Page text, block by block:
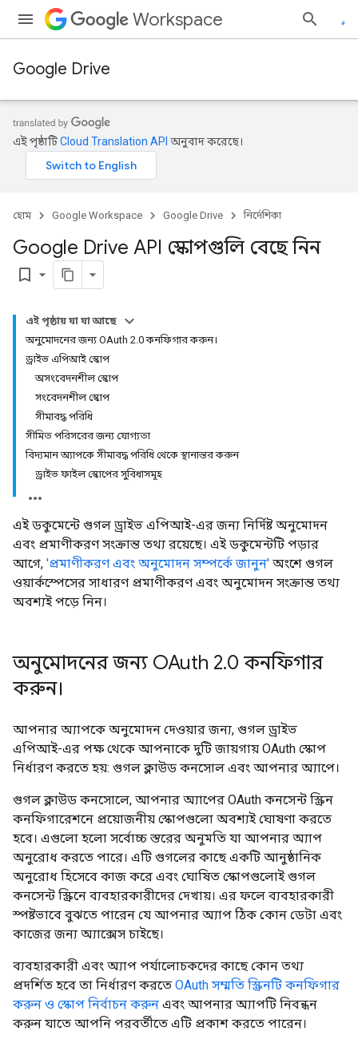
Workspace
Google Drive
এই পৃষ্ঠাটিCloud Translation API অনুবাদ করেছে।
হোম Google Workspace Google Drive নির্দেশিকা
Google Drive API স্কোপগুলি বেছে নিন
bookmark_border
এই পৃষ্ঠায় যা যা আছে
অনুমোদনের জন্য OAuth 2.0 কনফিগার করুন।
ড্রাইভ এপিআই স্কোপ
অসংবেদনশীল স্কোপ
সংবেদনশীল স্কোপ
সীমাবদ্ধ পরিধি
সীমিত পরিসরের জন্য যোগ্যতা
বিদ্যমান অ্যাপকে সীমাবদ্ধ পরিধি থেকে স্থানান্তর করুন
ড্রাইভ ফাইল স্কোপের সুবিধাসমূহ
এই ডকুমেন্টে গুগল ড্রাইভ এপিআই-এর জন্য নির্দিষ্ট অনুমোদন
এবং প্রমাণীকরণ সংক্রান্ত তথ্য রয়েছে। এই ডকুমেন্টটি পড়ার
আগে, 'প্রমাণীকরণ এবং অনুমোদন সম্পর্কে জানুন' অংশে গুগল
ওয়ার্কস্পেসের সাধারণ প্রমাণীকরণ এবং অনুমোদন সংক্রান্ত তথ্য
অবশ্যই পড়ে নিন।
অনুমোদনের জন্য OAuth 2.0 কনফিগার
করুন।
আপনার অ্যাপকে অনুমোদন দেওয়ার জন্য, গুগল ড্রাইভ
এপিআই-এর পক্ষ থেকে আপনাকে দুটি জায়গায় OAuth স্কোপ
নির্ধারণ করতে হয়: গুগল ক্লাউড কনসোল এবং আপনার অ্যাপে।
গুগল ক্লাউড কনসোলে, আপনার অ্যাপের OAuth কনসেন্ট স্ক্রিন
কনফিগারেশনে প্রয়োজনীয় স্কোপগুলো অবশ্যই ঘোষণা করতে
হবে। এগুলো হলো সর্বোচ্চ স্তরের অনুমতি যা আপনার অ্যাপ
অনুরোধ করতে পারে। এটি গুগলের কাছে একটি আনুষ্ঠানিক
অনুরোধ হিসেবে কাজ করে এবং ঘোষিত স্কোপগুলোই গুগল
কনসেন্ট স্ক্রিনে ব্যবহারকারীদের দেখায়। এর ফলে ব্যবহারকারী
স্পষ্টভাবে বুঝতে পারেন যে আপনার অ্যাপ ঠিক কোন ডেটা এবং
কাজের জন্য অ্যাক্সেস চাইছে।
ব্যবহারকারী এবং অ্যাপ পর্যালোচকদের কাছে কোন তথ্য
প্রদর্শিত হবে তা নির্ধারণ করতে OAuth সম্মতি স্ক্রিনটি কনফিগার
করুন ও স্কোপ নির্বাচন করুন এবং আপনার অ্যাপটি নিবন্ধন
করুন যাতে আপনি পরবর্তীতে এটি প্রকাশ করতে পারেন।